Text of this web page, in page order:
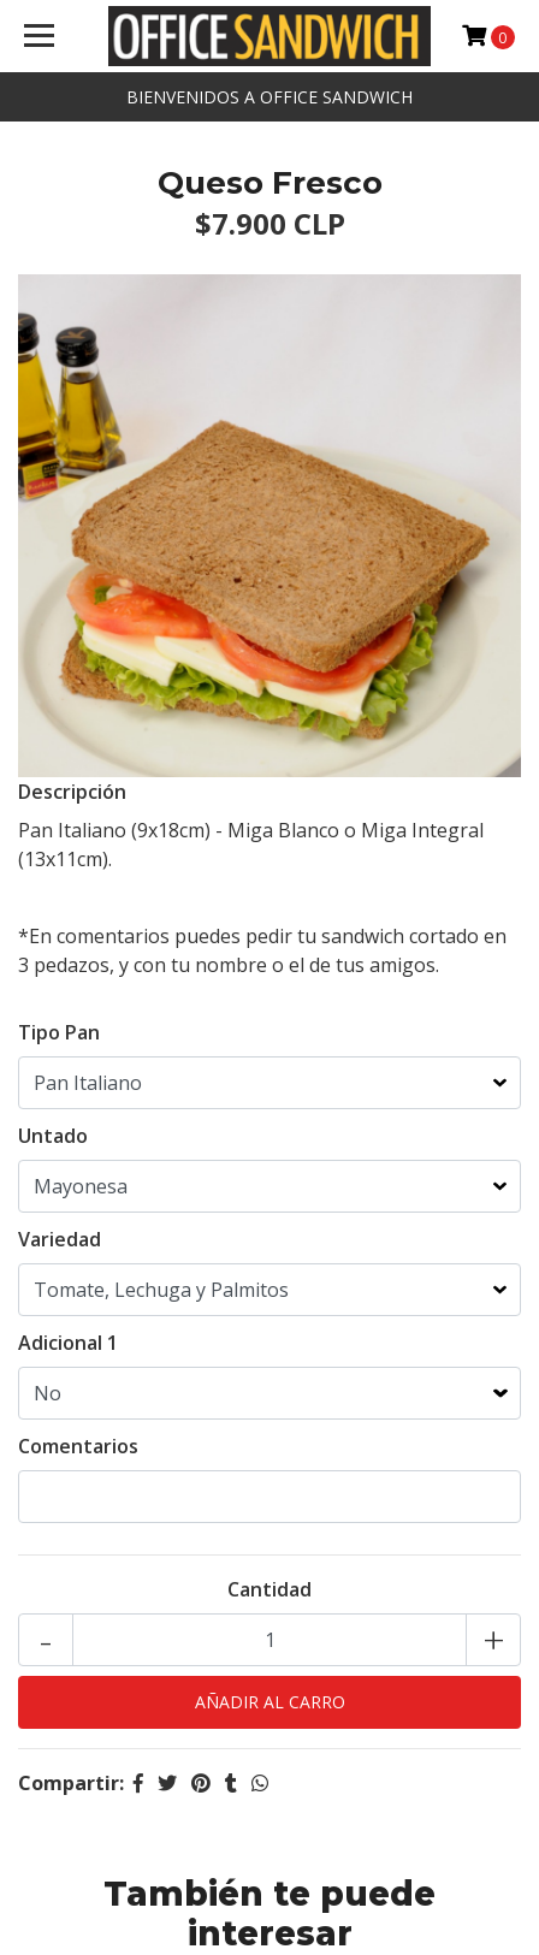
BIENVENIDOS A OFFICE SANDWICH
0
Queso Fresco
$7.900 CLP
Descripción
Pan Italiano (9x18cm) - Miga Blanco o Miga Integral
(13x11cm).
*En comentarios puedes pedir tu sandwich cortado en
3 pedazos, y con tu nombre o el de tus amigos.
Tipo Pan
Untado
Variedad
Adicional 1
Comentarios
Cantidad
+
-
Compartir:
También te puede
interesar